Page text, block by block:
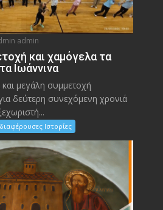
admin
και χαμόγελα τα
Ιωάννινα
και μεγάλη συμμετοχή
δεύτερη συνεχόμενη χρονιά
Ιστορίες